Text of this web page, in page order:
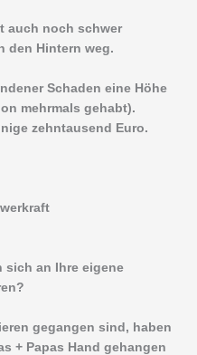
auch noch schwer
den Hintern weg.
Schaden eine Höhe
mehrmals gehabt).
zehntausend Euro.
sich an Ihre eigene
gegangen sind, haben
+ Papas Hand gehangen